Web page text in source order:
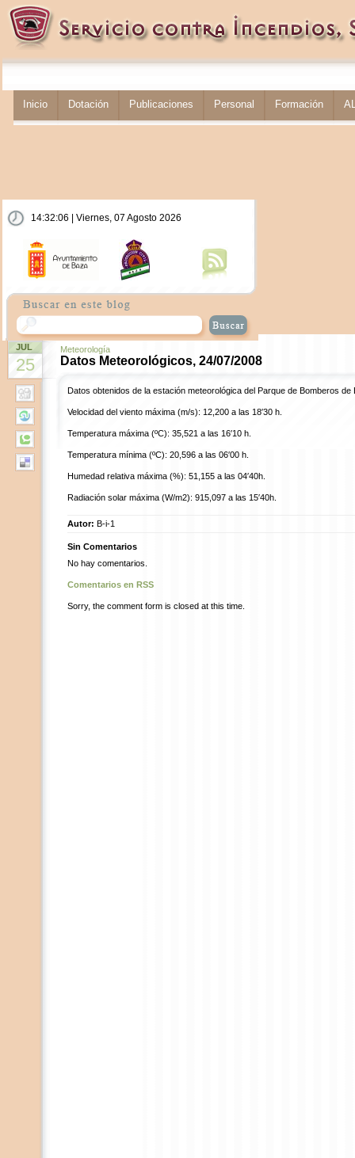
Inicio Dotación Publicaciones Personal Formación
14:32:06 | Viernes, 07 Agosto 2026
JUL
25
Meteorología
Datos Meteorológicos, 24/07/2008
Datos obtenidos de la estación meteorológica del Parque de Bomberos de
Velocidad del viento máxima (m/s): 12,200 a las 18′30 h.
Temperatura máxima (ºC): 35,521 a las 16′10 h.
Temperatura mínima (ºC): 20,596 a las 06′00 h.
Humedad relativa máxima (%): 51,155 a las 04′40h.
Radiación solar máxima (W/m2): 915,097 a las 15′40h.
Autor: B-i-1
Sin Comentarios
No hay comentarios.
Comentarios en RSS
Sorry, the comment form is closed at this time.